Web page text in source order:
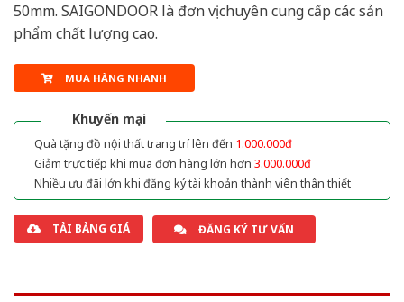
50mm. SAIGONDOOR là đơn vị chuyên cung cấp các sản
phẩm chất lượng cao.
MUA HÀNG NHANH
Khuyến mại
Quà tặng đồ nội thất trang trí lên đến 1.000.000đ
Giảm trực tiếp khi mua đơn hàng lớn hơn 3.000.000đ
Nhiều ưu đãi lớn khi đăng ký tài khoản thành viên thân thiết
TẢI BẢNG GIÁ ĐĂNG KÝ TƯ VẤN